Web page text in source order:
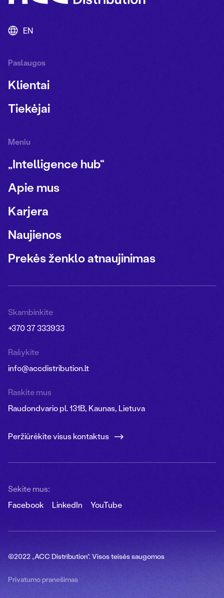
EN
Paslaugos
Klientai
Tiekėjai
Meniu
„Intelligence hub“
Apie mus
Karjera
Naujienos
Prekės ženklo atnaujinimas
Skambinkite
+370 37 333933
Rašykite
info@accdistribution.lt
Raskite mus
Raudondvario pl. 131B, Kaunas, Lietuva
Peržiūrėkite visus kontaktus
Sekite mus:
Facebook
LinkedIn YouTube
Privatumo pranešimas
©2022 „ACC Distribution“. Visos teisės saugomos